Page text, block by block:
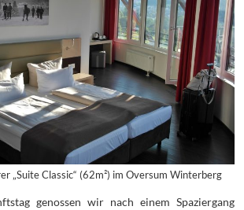
„Suite Classic“ (62m²) im Oversum Winterberg
genossen wir nach einem Spaziergang